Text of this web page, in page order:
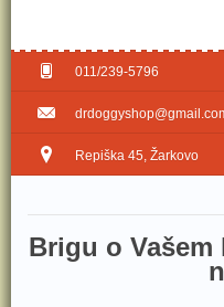
011/239-5796
Repiška 45, Žarkovo
Brig​u o